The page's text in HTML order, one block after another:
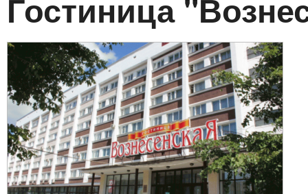
Гостиница